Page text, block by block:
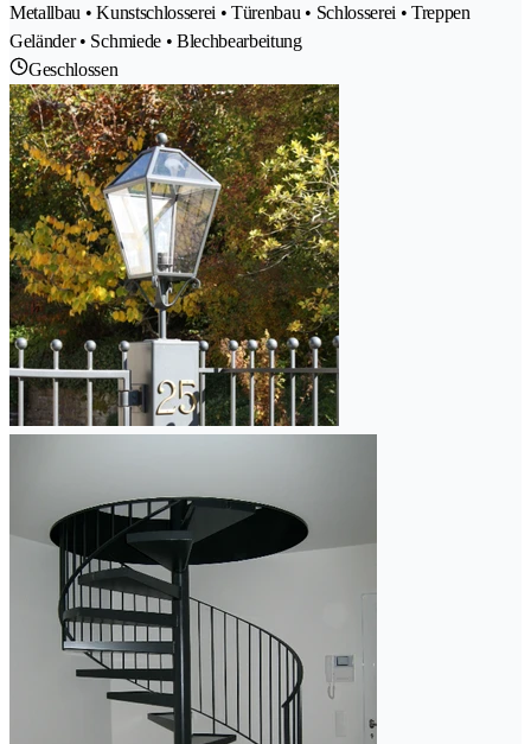
Metallbau • Kunstschlosserei • Türenbau • Schlosserei • Treppen
Geländer • Schmiede • Blechbearbeitung
Geschlossen